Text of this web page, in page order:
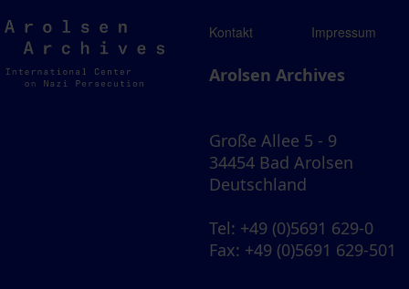
Arolsen
Archives
Kontakt Impressum
Arolsen Archives
Große Allee 5 - 9
34454 Bad Arolsen
Deutschland
Tel: +49 (0)5691 629-0
Fax: +49 (0)5691 629-501